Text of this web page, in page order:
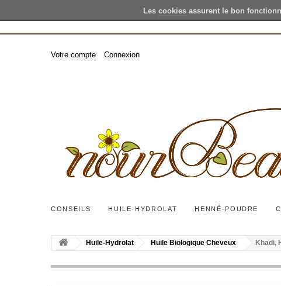
Les cookiesassurent le bon
Votre compte Connexion
CONSEILS HUILE-HYDROLAT HENNÉ-POUDRE
Huile-Hydrolat Huile Biologique Cheveux Khadi,